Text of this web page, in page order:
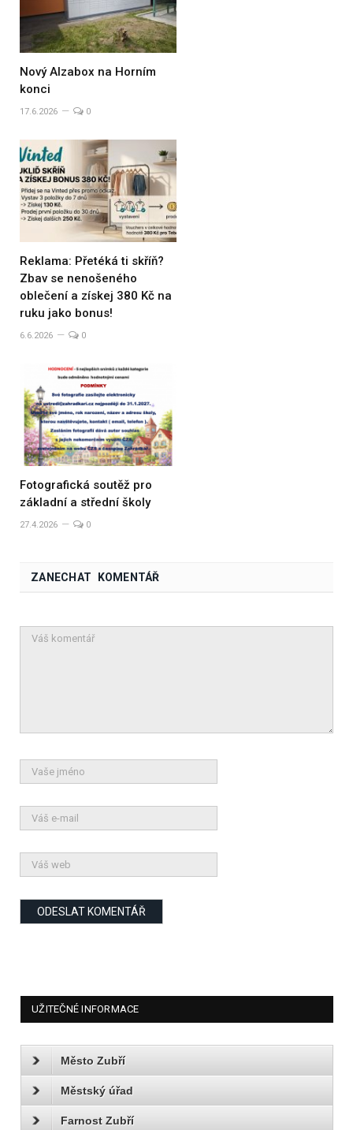
Nový Alzabox na Horním
konci
17.6.2026 0
Reklama: Přetéká ti skříň?
Zbav se nenošeného
oblečení a získej 380 Kč na
ruku jako bonus!
6.6.2026 0
Fotografická soutěž pro
základní a střední školy
27.4.2026 0
ZANECHAT KOMENTÁŘ
UŽITEČNÉ INFORMACE
Město Zubří
Městský úřad
Farnost Zubří